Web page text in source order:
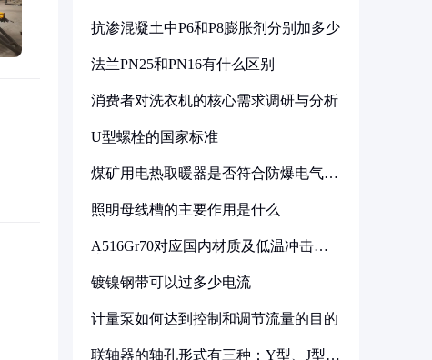
抗渗混凝土中P6和P8膨胀剂分别加多少
法兰PN25和PN16有什么区别
消费者对洗衣机的核心需求调研与分析
U型螺栓的国家标准
煤矿用电热取暖器是否符合防爆电气设
照明母线槽的主要作用是什么
A516Gr70对应国内材质及低温冲击要
镀镍钢带可以过多少电流
计量泵如何达到控制和调节流量的目的
联轴器的轴孔形式有三种：Y型、J型、